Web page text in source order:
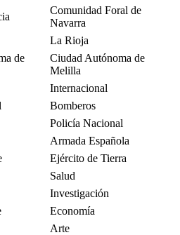
Comunidad Foral de
Navarra
La Rioja
de
Ciudad Autónoma de
Melilla
Internacional
Bomberos
Policía Nacional
Armada Española
Ejército de Tierra
Salud
Investigación
Economía
Arte